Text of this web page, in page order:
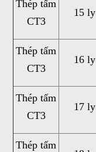
Thép tấm
CT3
15 ly
Thép tấm
CT3
16 ly
Thép tấm
CT3
17 ly
Thép tấm